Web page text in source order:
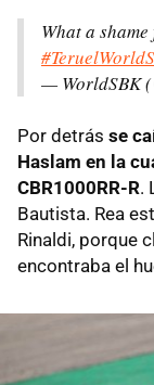
What a
— WorldSBK
Por detrás se
Haslam en la
CBR1000RR-R.
Bautista. Rea
Rinaldi, porque
encontraba el